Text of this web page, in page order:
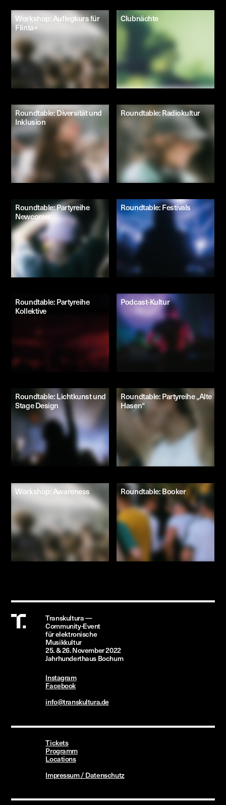
Workshop: Auflegkurs für
Flinta+
Clubnächte
Roundtable: Diversität und
Inklusion
Roundtable: Radiokultur
Roundtable: Partyreihe
Newcomer
Roundtable: Festivals
Roundtable: Partyreihe
Kollektive
Podcast-Kultur
Roundtable: Lichtkunst und
Stage Design
Roundtable: Partyreihe „Alte
Hasen“
Workshop: Awareness Roundtable: Booker
Transkultura —
Community-Event
fürelektronische
Musikkultur
25.&26. November2022
JahrhunderthausBochum
Instagram
Facebook
info@transkultura.de
Tickets
Programm
Locations
Impressum / Datenschutz